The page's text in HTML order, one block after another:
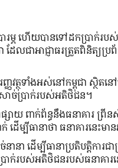
បារម្ភ ហើយបានទៅដកប្រា
លជាអាជ្ញាធរត្រួតពិនិត្យប្រ
ញវត្ថុទាំងអស់នៅកម្ពុជា ស្ថិត
សាច់ប្រាក់របស់អតិថិជន។
យ ពាក់ព័ន្ធនឹងធនាគារ ព្រីន
ើម្បីធានាថា ធនាគារនេះម
ាច់នានា ដើម្បីធានាប្រតិបត្
ាក់របស់អតិថិជនរបស់ធនាគារ